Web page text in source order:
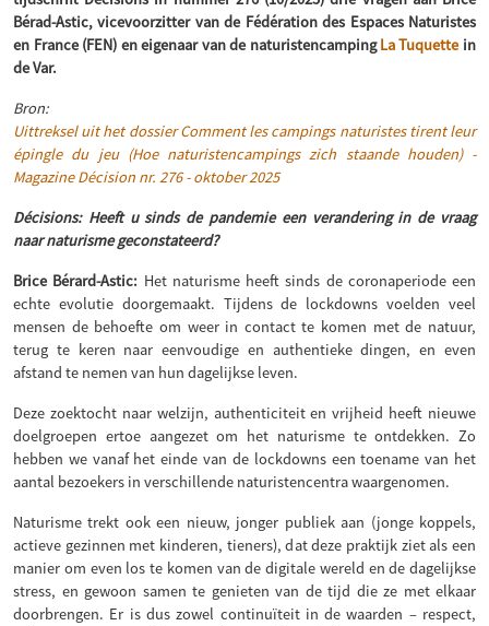
Bérad-Astic, vicevoorzitter van de Fédération des Espaces Naturistes
en France (FEN) en eigenaar van de naturistencampingLa Tuquettein
de Var.
Bron:
Uittreksel uit het dossier Comment les campings naturistes tirent leur
épingle du jeu (Hoe naturistencampings zich staande houden) -
Magazine Décision nr. 276 - oktober 2025
Décisions: Heeft u sinds de pandemie een verandering in de vraag
naar naturisme geconstateerd?
Brice Bérard-Astic: Het naturisme heeft sinds de coronaperiode een
echte evolutie doorgemaakt. Tijdens de lockdowns voelden veel
mensen de behoefte om weer in contact te komen met de natuur,
terug te keren naar eenvoudige en authentieke dingen, en even
afstand te nemen van hun dagelijkse leven.
Deze zoektocht naar welzijn, authenticiteit en vrijheid heeft nieuwe
doelgroepen ertoe aangezet om het naturisme te ontdekken. Zo
hebben we vanaf het einde van de lockdowns een toename van het
aantal bezoekers in verschillende naturistencentra waargenomen.
Naturisme trekt ook een nieuw, jonger publiek aan (jonge koppels,
actieve gezinnen met kinderen, tieners), dat deze praktijk ziet als een
manier om even los te komen van de digitale wereld en de dagelijkse
stress, en gewoon samen te genieten van de tijd die ze met elkaar
doorbrengen. Er is dus zowel continuïteit in de waarden – respect,